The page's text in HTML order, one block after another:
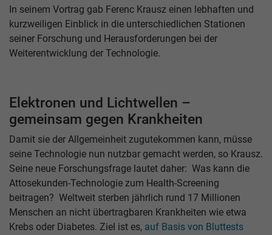
In seinem Vortrag gab Ferenc Krausz einen lebhaften und
kurzweiligen Einblick in die unterschiedlichen Stationen
seiner Forschung und Herausforderungen bei der
Weiterentwicklung der Technologie.
Elektronen und Lichtwellen –
gemeinsam gegen Krankheiten
Damit sie der Allgemeinheit zugutekommen kann, müsse
seine Technologie nun nutzbar gemacht werden, so Krausz.
Seine neue Forschungsfrage lautet daher: Was kann die
Attosekunden-Technologie zum Health-Screening
beitragen? Weltweit sterben jährlich rund 17 Millionen
Menschen an nicht übertragbaren Krankheiten wie etwa
Krebs oder Diabetes. Ziel ist es, auf Basis von Bluttests